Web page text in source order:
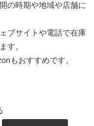
の時期や地域や店舗に
ブサイトや電話で在庫
す。
もおすすめです。